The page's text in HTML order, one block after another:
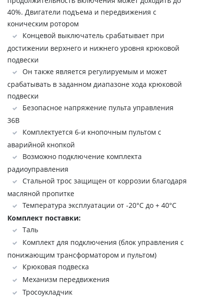
40%. Двигатели подъема и передвижения с
коническим ротором
Концевой выключатель срабатывает при
достижении верхнего и нижнего уровня крюковой
подвески
Он также является регулируемым и может
срабатывать в заданном диапазоне хода крюковой
подвески
Безопасное напряжение пульта управления
36В
Комплектуется 6-и кнопочным пультом с
аварийной кнопкой
Возможно подключение комплекта
радиоуправления
Стальной трос защищен от коррозии благодаря
масляной пропитке
Температура эксплуатации от -20°C до + 40°C
Комплект поставки:
Таль
Комплект для подключения (блок управления с
понижающим трансформатором и пультом)
Крюковая подвеска
Механизм передвижения
Тросоукладчик